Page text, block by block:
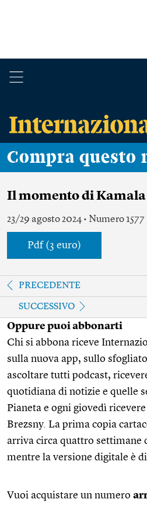
Compra questo
Il momento di
23/29 agosto 2024 • Numero 1577
Pdf (3 euro)
PRECEDENTE
SUCCESSIVO
Oppure puoi abbonarti
Chi si abbona riceve
sulla nuova app, sullo
ascoltare tutti podcast,
quotidiana di notizie e quelle
Pianeta e ogni giovedì
Brezsny. La prima copia
arriva circa quattro settimane
mentre la versione digitale è
Vuoi acquistare un numero